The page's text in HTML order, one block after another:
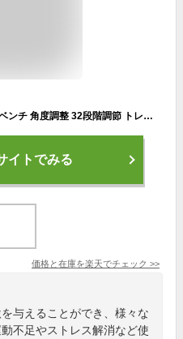
【楽天1位】フラットインクラインベンチ 角度調整 32段階調節 トレーニングベンチ トレーニング器具 ベンチ 筋トレ ダンベル ベンチプレス ダンベルトレーニング 器具 スポーツジム 道場 組立 簡単 1年保証 ★[送料無料]
イトでみる
価格と在庫を楽天でチェック >>
与えることができ、様々な
不足やストレス解消など使